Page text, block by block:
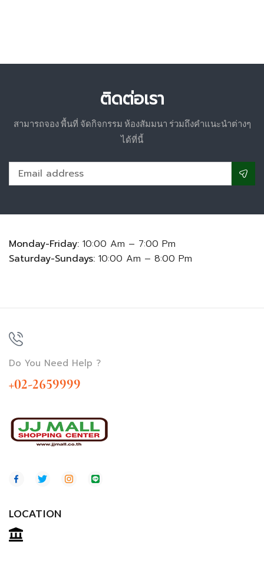
ติดต่อเรา
สามารถจอง พื้นที่ จัดกิจกรรม ห้องสัมมนา ร่วมถึงคำแนะนำต่างๆ
ได้ที่นี้
Monday-Friday: 10:00 Am – 7:00 Pm
Saturday-Sundays: 10:00 Am – 8:00 Pm
Do You Need Help ?
+02-2659999
LOCATION